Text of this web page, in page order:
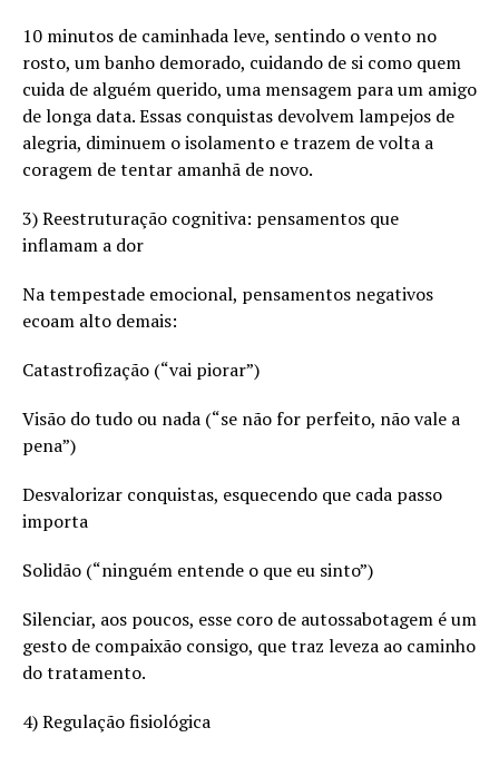
10 minutos de caminhada leve, sentindo o vento no
rosto, um banho demorado, cuidando de si como quem
cuida de alguém querido, uma mensagem para um amigo
de longa data. Essas conquistas devolvem lampejos de
alegria, diminuem o isolamento e trazem de volta a
coragem de tentar amanhã de novo.
3) Reestruturação cognitiva: pensamentos que
inflamam a dor
Na tempestade emocional, pensamentos negativos
ecoam alto demais:
Catastrofização (“vai piorar”)
Visão do tudo ou nada (“se não for perfeito, não vale a
pena”)
Desvalorizar conquistas, esquecendo que cada passo
importa
Solidão (“ninguém entende o que eu sinto”)
Silenciar, aos poucos, esse coro de autossabotagem é um
gesto de compaixão consigo, que traz leveza ao caminho
do tratamento.
4) Regulação fisiológica